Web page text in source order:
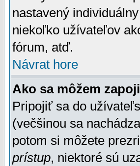
nastavený
niekoľko užívateľov
fórum, atď.
Návrat hore
Ako sa môžem
Pripojiť sa do
(večšinou sa
potom si môžete
prístup, niektoré sú